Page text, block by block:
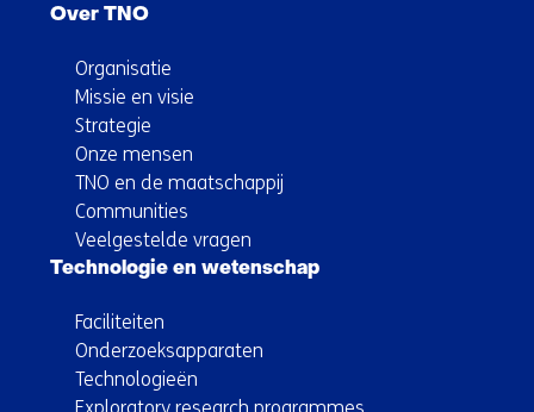
Over TNO
Organisatie
Missie en visie
Strategie
Onze mensen
TNO en de maatschappij
Communities
Veelgestelde vragen
Technologie en wetenschap
Faciliteiten
Onderzoeksapparaten
Technologieën